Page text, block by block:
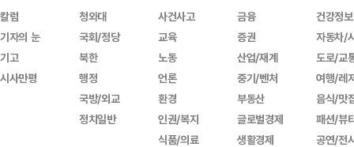
칼럼
기자의 눈
기고
시사만평
청와대
국회/정당
북한
행정
국방/외교
정치일반
사건사고
교육
노동
언론
환경
인권/복지
식품/의료
금융
증권
산업/재계
중기/벤처
부동산
글로벌경제
생활경제
건강정보
자동차/
도로/교
여행/레
음식/맛
패션/뷰
공연/전